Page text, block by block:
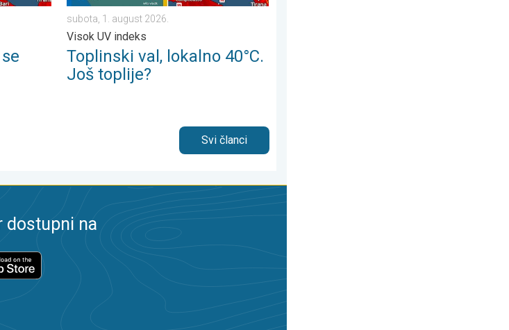
subota, 1. august 2026.
Visok UV indeks
Toplinski val, lokalno 40°C.
Još toplije?
Svi članci
dostupni na